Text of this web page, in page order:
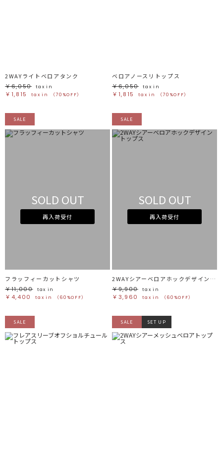
2WAYライトベロアタンク
￥6,050
tax in
￥1,815 tax in （70%OFF）
ベロアノースリトップス
￥6,050
tax in
￥1,815 tax in （70%OFF）
SALE
SOLD OUT
再入荷受付
フラッフィーカットシャツ
￥11,000
tax in
￥4,400 tax in （60%OFF）
SALE
SOLD OUT
再入荷受付
2WAYシアーベロアホックデザイントップス
￥9,900
tax in
￥3,960 tax in （60%OFF）
SALE SALE SET UP